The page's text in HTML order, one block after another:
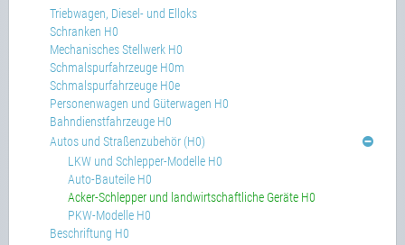
Triebwagen, Diesel- und Elloks
Schranken H0
Mechanisches Stellwerk H0
Schmalspurfahrzeuge H0m
Schmalspurfahrzeuge H0e
Personenwagen und Güterwagen H0
Bahndienstfahrzeuge H0
Autos und Straßenzubehör (H0)
LKW und Schlepper-Modelle H0
Auto-Bauteile H0
Acker-Schlepper und landwirtschaftliche Geräte H0
PKW-Modelle H0
Beschriftung H0